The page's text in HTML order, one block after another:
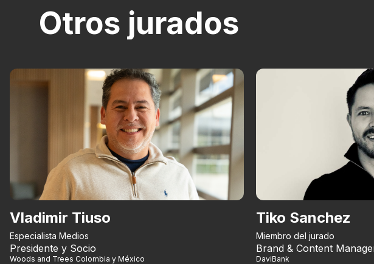
Otros jurados
Vladimir Tiuso
Especialista Medios
Presidente y Socio
Woods and Trees Colombia y México
Tiko Sanchez
Miembro del jurado
Brand & Content
DaviBank